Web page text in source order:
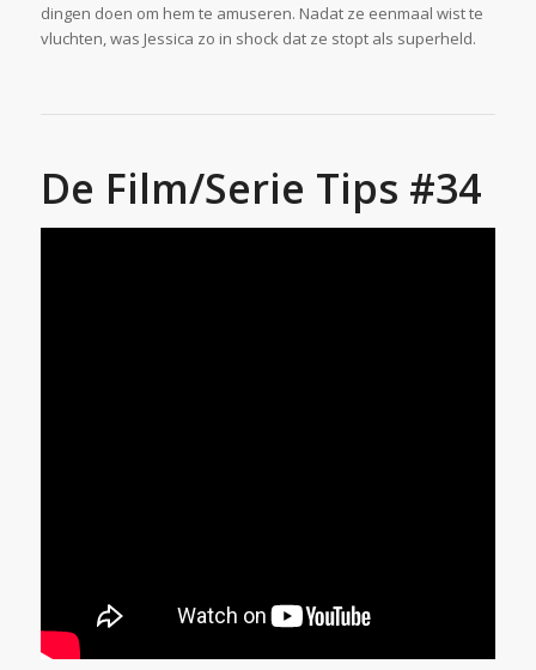
dingen doen om hem te amuseren. Nadat ze eenmaal wist te
vluchten, was Jessica zo in shock dat ze stopt als superheld.
De Film/Serie Tips #34